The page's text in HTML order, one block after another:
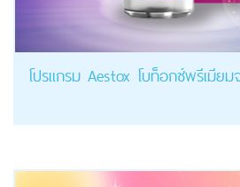
โปรแกรม Aestox โบท็อกซ์พรีเมียม